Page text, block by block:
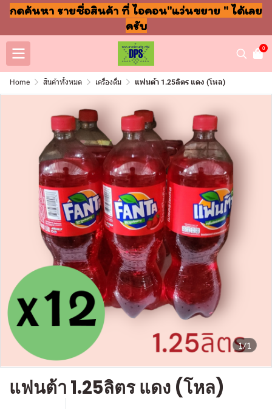
กดค้นหา รายชื่อสินค้า ที่ ไอคอน"แว่นขยาย " ได้เลย
ครับ
0
Home สินค้าทั้งหมด เครื่องดื่ม แฟนต้า 1.25ลิตร แดง (โหล)
1/1
แฟนต้า 1.25ลิตร แดง (โหล)